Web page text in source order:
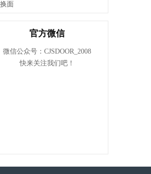
司
面
官方微信
微信公众号：CJSDOOR_2008
快来关注我们吧！